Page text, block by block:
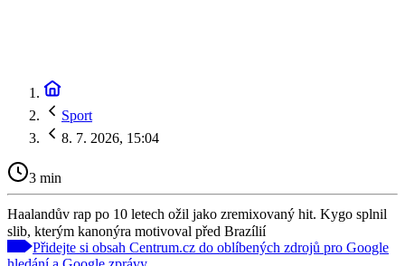
Sport
8. 7. 2026, 15:04
3 min
Haalandův rap po 10 letech ožil jako zremixovaný hit. Kygo splnil
slib, kterým kanonýra motivoval před Brazílií
Přidejte si obsah Centrum.cz do oblíbených zdrojů pro Google